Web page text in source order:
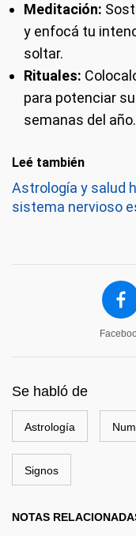
Meditación:
y enfocá tu
soltar.
Rituales:
para potenciar
semanas del año.
Leé también
Astrología y salud
sistema nervioso
Se habló de
Astrología
Signos
NOTAS